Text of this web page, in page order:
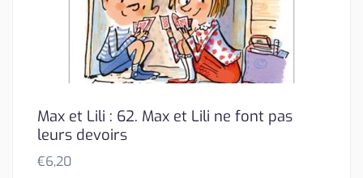
Max et Lili : 62. Max et Lili ne font pas
leurs devoirs
€6,20